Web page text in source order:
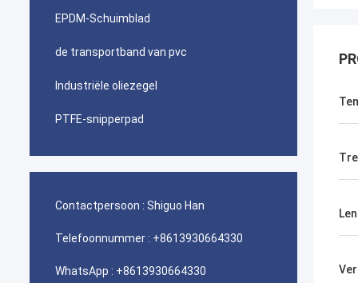
EPDM-Schuimblad
de transportband van pvc
Industriële oliezegel
PTFE-snipperpad
Contactpersoon : Shiguo Han
Telefoonnummer : +8613930664330
WhatsApp : +8613930664330